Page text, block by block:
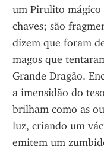
um Pirulito mágico
chaves; são
dizem que foram
magos que
Grande Dragão.
a imensidão do
brilham como as
luz, criando um
emitem um